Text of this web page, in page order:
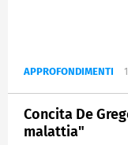
APPROFONDIMENTI
Concita De
malattia"